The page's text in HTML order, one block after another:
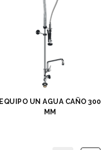
EQUIPO UN AGUA CAÑO 300
MM